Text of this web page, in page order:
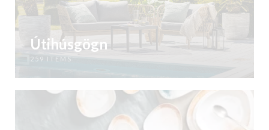
Útihúsgögn
259 ITEMS